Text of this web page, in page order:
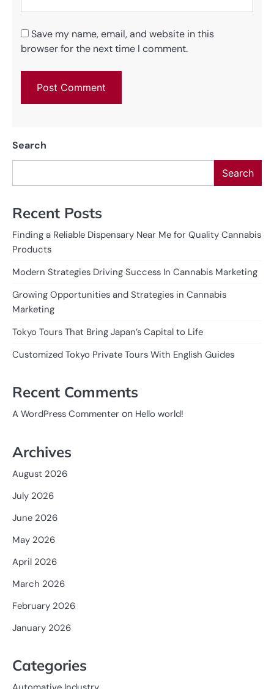
Save my name, email, and website in this
browser for the next time I comment.
Search
Search
Recent Posts
Finding a Reliable Dispensary Near Me for Quality Cannabis
Products
Modern Strategies Driving Success In Cannabis Marketing
Growing Opportunities and Strategies in Cannabis
Marketing
Tokyo Tours That Bring Japan’s Capital to Life
Customized Tokyo Private Tours With English Guides
Recent Comments
A WordPress Commenter on Hello world!
Archives
August 2026
July 2026
June 2026
May 2026
April 2026
March 2026
February 2026
January 2026
Categories